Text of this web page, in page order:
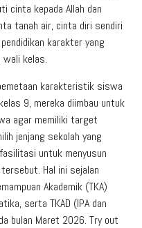
cinta kepada Allah dan
tanah air, cinta diri sendiri
karakter yang
wali kelas.
karakteristik siswa
9, mereka diimbau untuk
agar memiliki target
jenjang sekolah yang
untuk menyusun
Hal ini sejalan
Akademik (TKA)
serta TKAD (IPA dan
bulan Maret 2026. Try out